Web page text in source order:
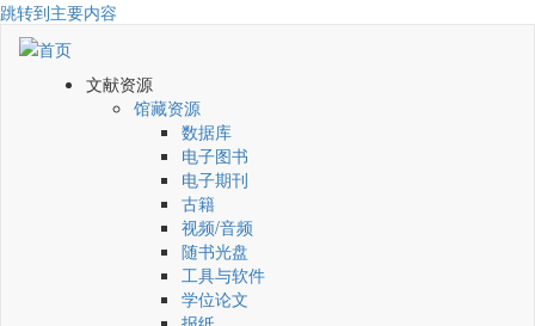
跳转到主要内容
文献资源
馆藏资源
数据库
电子图书
电子期刊
古籍
视频/音频
随书光盘
工具与软件
学位论文